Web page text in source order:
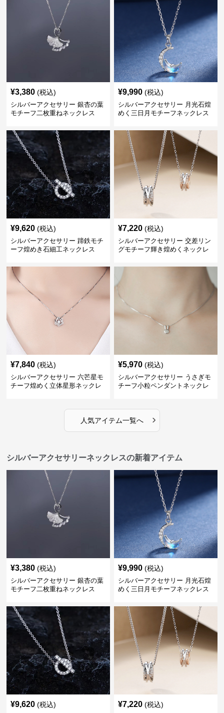
¥3,380 (税込)
シルバーアクセサリー 銀杏の葉
モチーフ二枚重ねネックレス
¥9,990 (税込)
シルバーアクセサリー 月光石煌
めく三日月モチーフネックレス
¥9,620 (税込)
シルバーアクセサリー 蹄鉄モチ
ーフ煌めき石細工ネックレス
¥7,220 (税込)
シルバーアクセサリー 交差リン
グモチーフ輝き煌めくネックレ
¥7,840 (税込)
シルバーアクセサリー 六芒星モ
チーフ煌めく立体星形ネックレ
¥5,970 (税込)
シルバーアクセサリー うさぎモ
チーフ小粒ペンダントネックレ
人気アイテム一覧へ ›
シルバーアクセサリーネックレスの新着アイテム
¥3,380 (税込)
シルバーアクセサリー 銀杏の葉
モチーフ二枚重ねネックレス
¥9,990 (税込)
シルバーアクセサリー 月光石煌
めく三日月モチーフネックレス
¥9,620 (税込) ¥7,220 (税込)